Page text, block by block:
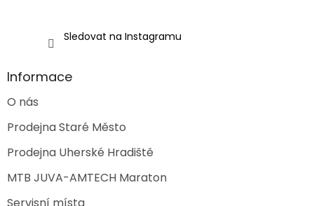
Sledovat na Instagramu
Informace
O nás
Prodejna Staré Město
Prodejna Uherské Hradiště
MTB JUVA-AMTECH Maraton
Servisní místa